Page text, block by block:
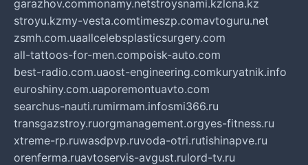
garazhov.commonamy.netstroysnami.kzlcna.kz
stroyu.kzmy-vesta.comtimeszp.comavtoguru.net
zsmh.com.uaallcelebsplasticsurgery.com
all-tattoos-for-men.compoisk-auto.com
best-radio.com.uaost-engineering.comkuryatnik.info
euroshiny.com.uaporemontuavto.com
searchus-nauti.rumirmam.infosmi366.ru
transgazstroy.ruorgmanagement.orgyes-fitness.ru
xtreme-rp.ruwasdpvp.ruvoda-otri.rutishinapve.ru
orenferma.ruavtoservis-avgust.rulord-tv.ru